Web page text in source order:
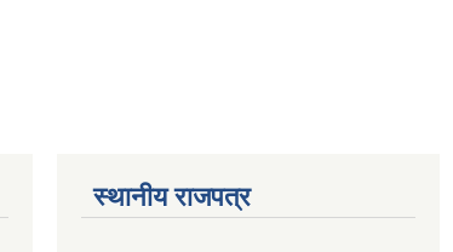
स्थानीय राजपत्र